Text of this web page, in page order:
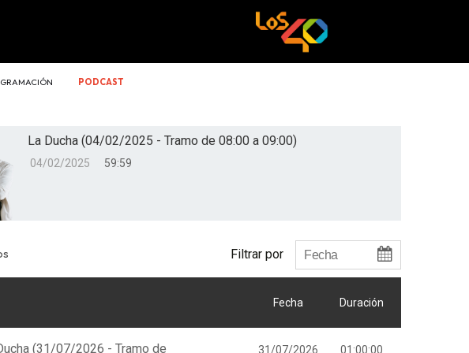
PODCAST
La Ducha (04/02/2025 - Tramo de 08:00 a 09:00)
04/02/2025 59:59
Filtrar por
Fecha Duración
(31/07/2026 - Tramo de
31/07/2026 01:00:00